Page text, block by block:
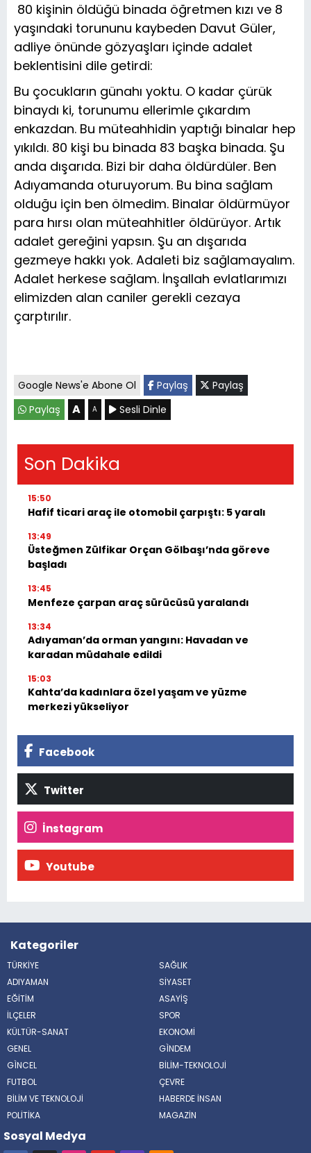
80 kişinin öldüğü binada öğretmen kızı ve 8
yaşındaki torununu kaybeden Davut Güler,
adliye önünde gözyaşları içinde adalet
beklentisini dile getirdi:
Bu çocukların günahı yoktu. O kadar çürük
binaydı ki, torunumu ellerimle çıkardım
enkazdan. Bu müteahhidin yaptığı binalar hep
yıkıldı. 80 kişi bu binada 83 başka binada. Şu
anda dışarıda. Bizi bir daha öldürdüler. Ben
Adıyamanda oturuyorum. Bu bina sağlam
olduğu için ben ölmedim. Binalar öldürmüyor
para hırsı olan müteahhitler öldürüyor. Artık
adalet gereğini yapsın. Şu an dışarıda
gezmeye hakkı yok. Adaleti biz sağlamayalım.
Adalet herkese sağlam. İnşallah evlatlarımızı
elimizden alan caniler gerekli cezaya
çarptırılır.
Google News'e Abone Ol Paylaş
Paylaş
Paylaş
A A Sesli Dinle
Son Dakika
15:50
Hafif ticari araç ile otomobil çarpıştı: 5 yaralı
13:49
Üsteğmen Zülfikar Orçan Gölbaşı’nda göreve
başladı
13:45
Menfeze çarpan araç sürücüsü yaralandı
13:34
Adıyaman’da orman yangını: Havadan ve
karadan müdahale edildi
15:03
Kahta’da kadınlara özel yaşam ve yüzme
merkezi yükseliyor
Facebook
Twitter
İnstagram
Youtube
Kategoriler
TÜRKİYE
SAĞLIK
ADIYAMAN
SİYASET
EĞİTİM
ASAYİŞ
İLÇELER
SPOR
KÜLTÜR-SANAT
EKONOMİ
GENEL
GÌNDEM
GÌNCEL
BİLİM-TEKNOLOJİ
FUTBOL
ÇEVRE
BİLİM VE TEKNOLOJİ
HABERDE İNSAN
POLİTİKA
MAGAZİN
Sosyal Medya